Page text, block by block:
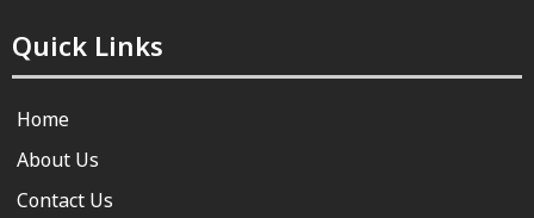
Quick Links
Home
About Us
Contact Us